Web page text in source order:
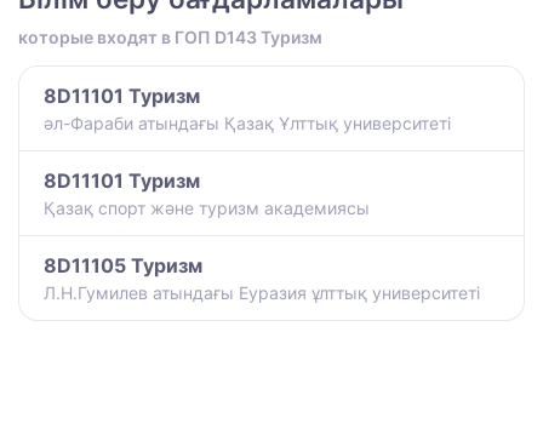
которые входят в ГОП D143 Туризм
8D11101 Туризм
әл-Фараби атындағы Қазақ Ұлттық университеті
8D11101 Туризм
Қазақ спорт және туризм академиясы
8D11105 Туризм
Л.Н.Гумилев атындағы Еуразия ұлттық университеті